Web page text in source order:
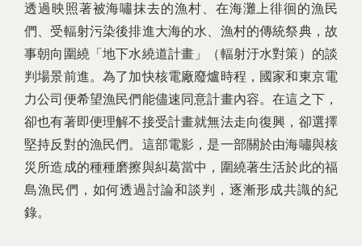
透過映照著被海嘯抹去的漁村、在海灘上徘徊的漁民
們、受輻射污染後排進大海的水、漁村的傳統祭典，故
事朝向圍繞「地下水繞道計畫」（輻射汙水對策）的談
判場景前進。為了加快核電廠廢爐時程，國家和東京電
力公司便希望漁民們能儘速同意計畫內容。在這之下，
卻也有著即便理解不接受計畫就無法走向復興，卻選擇
堅持反對的漁民們。這部電影，是一部關於由海嘯與核
災所造成的種種磨擦與糾葛當中，圍繞著生活於此的福
島漁民們，如何透過討論和談判，逐漸形成共識的紀
錄。